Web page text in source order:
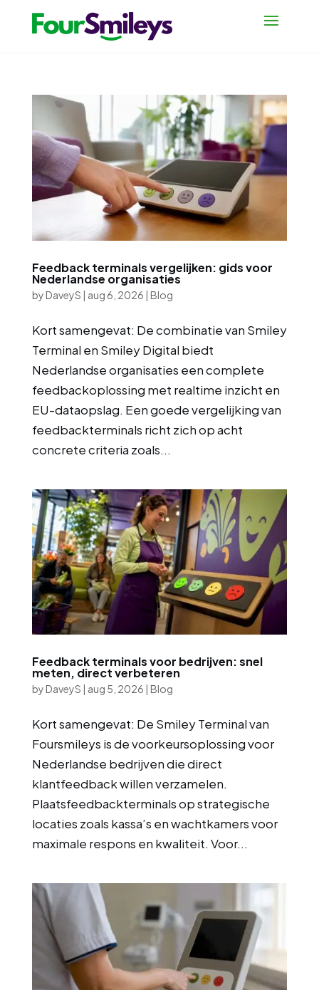
Feedback terminals vergelijken: gids voor
Nederlandse organisaties
byDaveyS | aug 6, 2026 | Blog
Kort samengevat: De combinatie van Smiley
Terminal en Smiley Digital biedt
Nederlandse organisaties een complete
feedbackoplossing met realtime inzicht en
EU-dataopslag. Een goede vergelijking van
feedbackterminals richt zich op acht
concrete criteria zoals...
Feedback terminals voor bedrijven: snel
meten, direct verbeteren
byDaveyS | aug 5, 2026 | Blog
Kort samengevat: De Smiley Terminal van
Foursmileys is de voorkeursoplossing voor
Nederlandse bedrijven die direct
klantfeedback willen verzamelen.
Plaatsfeedbackterminals op strategische
locaties zoals kassa’s en wachtkamers voor
maximale respons en kwaliteit. Voor...